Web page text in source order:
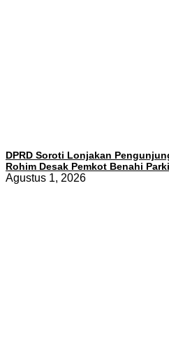
DPRD Soroti Lonjakan
Rohim Desak Pemkot Benahi
Agustus 1, 2026